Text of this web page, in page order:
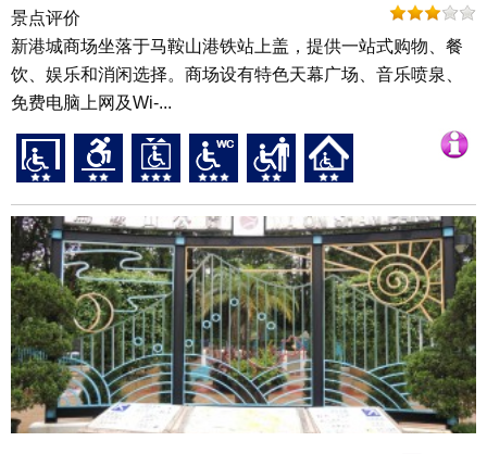
景点评价
新港城商场坐落于马鞍山港铁站上盖，提供一站式购物、餐
饮、娱乐和消闲选择。商场设有特色天幕广场、音乐喷泉、
免费电脑上网及Wi-...